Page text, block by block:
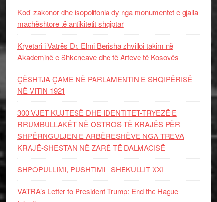
Kodi zakonor dhe isopolifonia dy nga monumentet e gjalla
madhështore të antikitetit shqiptar
Kryetari i Vatrës Dr. Elmi Berisha zhvilloi takim në
Akademinë e Shkencave dhe të Arteve të Kosovës
ÇËSHTJA ÇAME NË PARLAMENTIN E SHQIPËRISË
NË VITIN 1921
300 VJET KUJTESË DHE IDENTITET-TRYEZË E
RRUMBULLAKËT NË OSTROS TË KRAJËS PËR
SHPËRNGULJEN E ARBËRESHËVE NGA TREVA
KRAJË-SHESTAN NË ZARË TË DALMACISË
SHPOPULLIMI, PUSHTIMI I SHEKULLIT XXI
VATRA’s Letter to President Trump: End the Hague